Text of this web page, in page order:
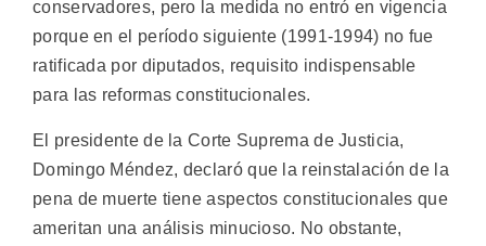
conservadores, pero la medida no entró en vigencia
porque en el período siguiente (1991-1994) no fue
ratificada por diputados, requisito indispensable
para las reformas constitucionales.
El presidente de la Corte Suprema de Justicia,
Domingo Méndez, declaró que la reinstalación de la
pena de muerte tiene aspectos constitucionales que
ameritan una análisis minucioso. No obstante,